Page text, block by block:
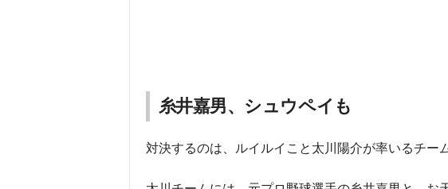
糸井嘉男、シュウペイも
対決するのは、ルイルイこと太川陽介が率いるチー